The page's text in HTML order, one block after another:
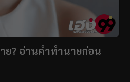
ย? อ่านคำทำนายก่อน